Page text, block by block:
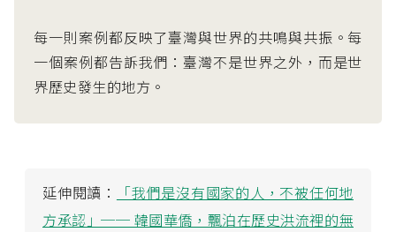
每一則案例都反映了臺灣與世界的共鳴與共振。每
一個案例都告訴我們：臺灣不是世界之外，而是世
界歷史發生的地方。
延伸閱讀：
「我們是沒有國家的人，不被任何地
方承認」── 韓國華僑，飄泊在歷史洪流裡的無